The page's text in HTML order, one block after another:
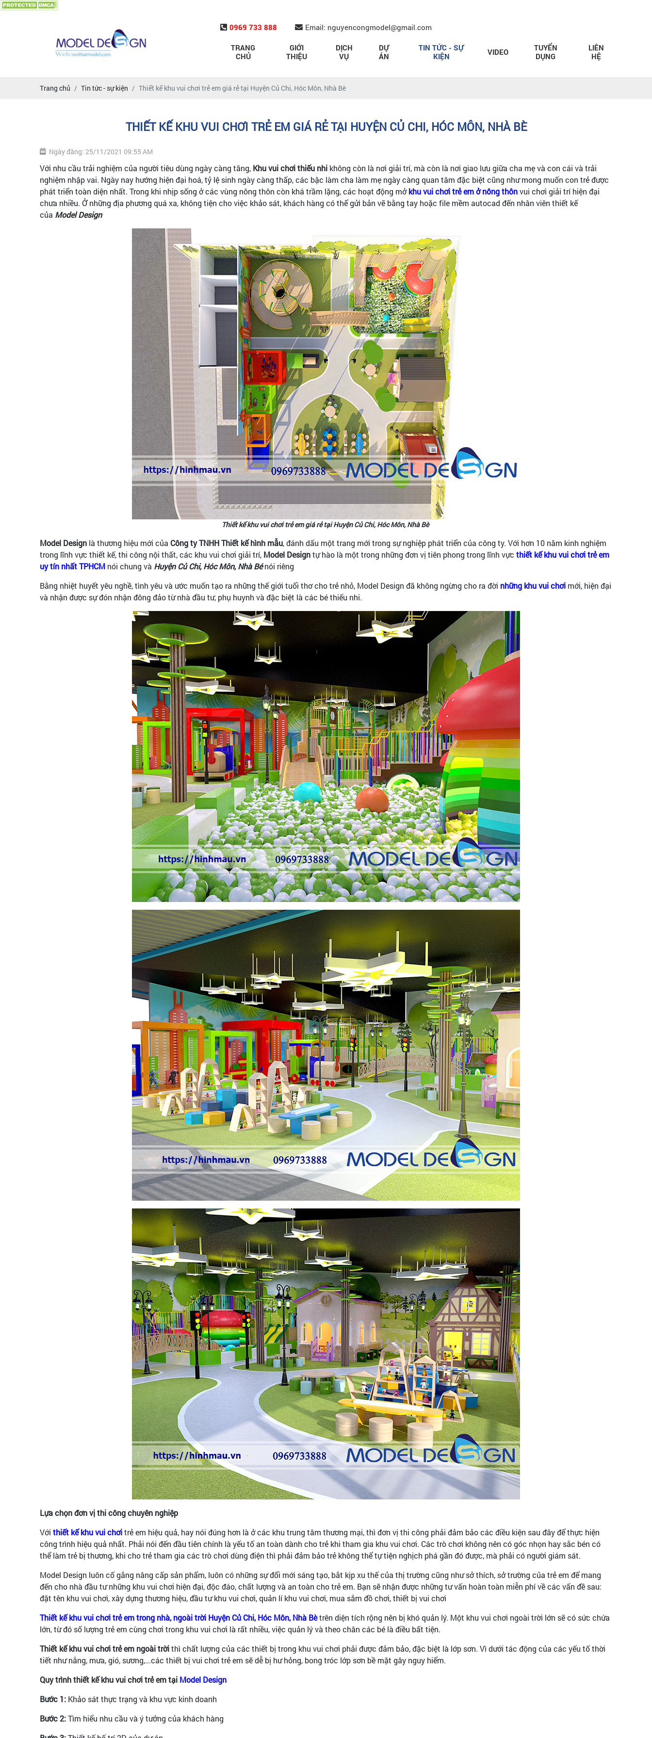
0969 733 888 Email: nguyencongmodel@gmail.com
TRANG
CHỦ
GIỚI
THIỆU
DỊCH
VỤ
DỰ
ÁN
TIN TỨC - SỰ
KIỆN
VIDEO
TUYỂN
DỤNG
LIÊN
HỆ
Trang chủ Tin tức - sự kiện Thiết kế khu vui chơi trẻ em giá rẻ tại Huyện Củ Chi, Hóc Môn, Nhà Bè
THIẾT KẾ KHU VUI CHƠI TRẺ EM GIÁ RẺ TẠI HUYỆN CỦ CHI, HÓC MÔN, NHÀ BÈ
Ngày đăng: 25/11/2021 09:55 AM
Với nhu cầu trải nghiệm của người tiêu dùng ngày càng tăng, Khu vui chơi thiếu nhi không còn là nơi giải trí, mà còn là nơi giao lưu giữa cha mẹ và con cái và trải
nghiệm nhập vai. Ngày nay hướng hiện đại hoá, tỷ lệ sinh ngày càng thấp, các bậc làm cha làm mẹ ngày càng quan tâm đặc biệt cũng như mong muốn con trẻ được
phát triển toàn diện nhất. Trong khi nhịp sống ở các vùng nông thôn còn khá trầm lặng, các hoạt động mởkhu vui chơi trẻ em ở nông thônvui chơi giải trí hiện đại
chưa nhiều. Ở những địa phương quá xa, không tiện cho việc khảo sát, khách hàng có thể gửi bản vẽ bằng tay hoặc file mềm autocad đến nhân viên thiết kế
của Model Design
Thiết kế khu vui chơi trẻ em giá rẻ tại Huyện Củ Chi, Hóc Môn, Nhà Bè
Model Design là thương hiệu mới của Công ty TNHH Thiết kế hình mẫu, đánh dấu một trang mới trong sự nghiệp phát triển của công ty. Với hơn 10 năm kinh nghiệm
trong lĩnh vực thiết kế, thi công nội thất, các khu vui chơi giải trí, Model Designtự hào là một trong những đơn vị tiên phong trong lĩnh vực thiết kế khu vui chơi trẻ em
uy tín nhất TPHCM nói chung và Huyện Củ Chi, Hóc Môn, Nhà Bénói riêng
Bằng nhiệt huyết yêu nghề, tình yêu và ước muốn tạo ra những thế giới tuổi thơ cho trẻ nhỏ, Model Design đã không ngừng cho ra đời những khu vui chơi mới, hiện đại
và nhận được sự đón nhận đông đảo từ nhà đầu tư, phụ huynh và đặc biệt là các bé thiếu nhi.
Lựa chọn đơn vị thi công chuyên nghiệp
Với thiết kế khu vui chơitrẻ em hiệu quả, hay nói đúng hơn là ở các khu trung tâm thương mại, thì đơn vị thi công phải đảm bảo các điều kiện sau đây để thực hiện
công trình hiệu quả nhất. Phải nói đến đầu tiên chính là yếu tố an toàn dành cho trẻ khi tham gia khu vui chơi. Các trò chơi không nên có góc nhọn hay sắc bén có
thể làm trẻ bị thương, khi cho trẻ tham gia các trò chơi dùng điện thì phải đảm bảo trẻ không thể tự tiện nghịch phá gần đó được, mà phải có người giám sát.
Model Design luôn cố gắng nâng cấp sản phẩm, luôn có những sự đổi mới sáng tạo, bắt kịp xu thế của thị trường cũng như sở thích, sở trường của trẻ em để mang
đến cho nhà đầu tư những khu vui chơi hiện đại, độc đáo, chất lượng và an toàn cho trẻ em. Bạn sẽ nhận được những tư vấn hoàn toàn miễn phí về các vấn đề sau:
đặt tên khu vui chơi, xây dựng thương hiệu, đầu tư khu vui chơi, quản lí khu vui chơi, mua sắm đồ chơi, thiết bị vui chơi
Thiết kế khu vui chơi trẻ em trong nhà, ngoài trời Huyện Củ Chi, Hóc Môn, Nhà Bètrên diện tích rộng nên bị khó quản lý. Một khu vui chơi ngoài trời lớn sẽ có sức chứa
lớn, từ đó số lượng trẻ em cùng chơi trong khu vui chơi là rất nhiều, việc quản lý và theo chân các bé là điều bất tiện.
Thiết kế khu vui chơi trẻ em ngoài trờithì chất lượng của các thiết bị trong khu vui chơi phải được đảm bảo, đặc biệt là lớp sơn. Vì dưới tác động của các yếu tố thời
tiết như nắng, mưa, gió, sương,...các thiết bị vui chơi trẻ em sẽ dễ bị hư hỏng, bong tróc lớp sơn bề mặt gây nguy hiểm.
Quy trình thiết kế khu vui chơi trẻ em tại Model Design
Bước 1: Khảo sát thực trạng và khu vực kinh doanh
Bước 2:Tìm hiểu nhu cầu và ý tưởng của khách hàng